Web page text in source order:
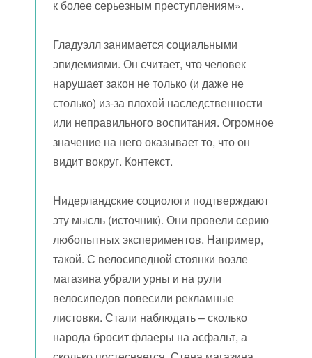
к более серьезным преступлениям».
Гладуэлл занимается социальными
эпидемиями. Он считает, что человек
нарушает закон не только (и даже не
столько) из-за плохой наследственности
или неправильного воспитания. Огромное
значение на него оказывает то, что он
видит вокруг. Контекст.
Нидерландские социологи подтверждают
эту мысль (источник). Они провели серию
любопытных экспериментов. Например,
такой. С велосипедной стоянки возле
магазина убрали урны и на рули
велосипедов повесили рекламные
листовки. Стали наблюдать – сколько
народа бросит флаеры на асфальт, а